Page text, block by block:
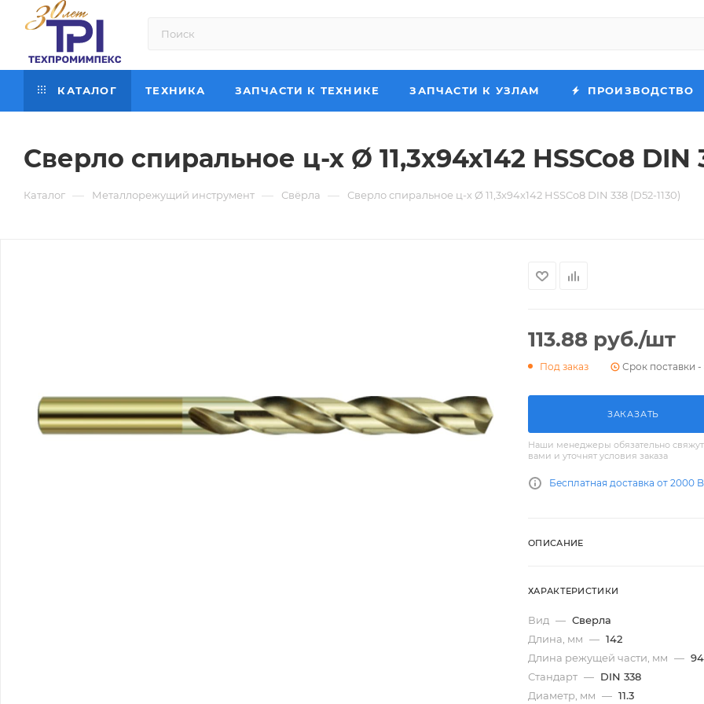
КАТАЛОГ ТЕХНИКА ЗАПЧАСТИ К ТЕХНИКЕ ЗАПЧАСТИ К УЗЛАМ ПРОИЗВОДСТВО
Сверло спиральное ц-х Ø 11,3х94х142 HSSCo8 DIN
Каталог — Металлорежущий инструмент — Свёрла — Сверло спиральное ц-х Ø 11,3х94х142 HSSCo8 DIN 338 (D52-1130)
113.88 руб./шт
Под заказ Срок поставки -
ЗАКАЗАТЬ
Наши менеджеры обязательно
вами и уточнят условия заказа
Бесплатная доставка от 2000
ОПИСАНИЕ
ХАРАКТЕРИСТИКИ
Вид — Сверла
Длина, мм — 142
Длина режущей части, мм — 94
Стандарт — DIN 338
Диаметр, мм — 11.3